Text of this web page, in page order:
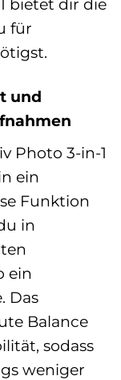
bietet dir die
für
und
Photo 3-in-1
ein
Funktion
in
ein
Das
Balance
sodass
weniger